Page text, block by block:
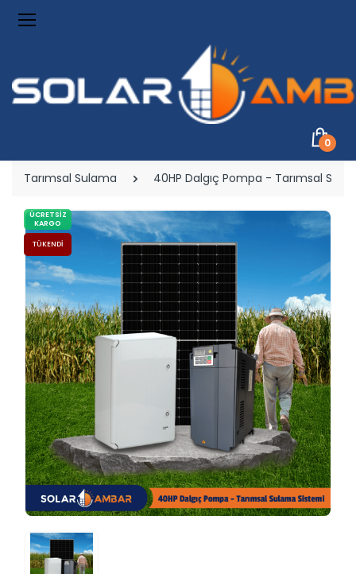
0
Tarımsal Sulama 40HP Dalgıç Pompa - Tarımsal
ÜCRETSIZ
KARGO
TÜKENDI